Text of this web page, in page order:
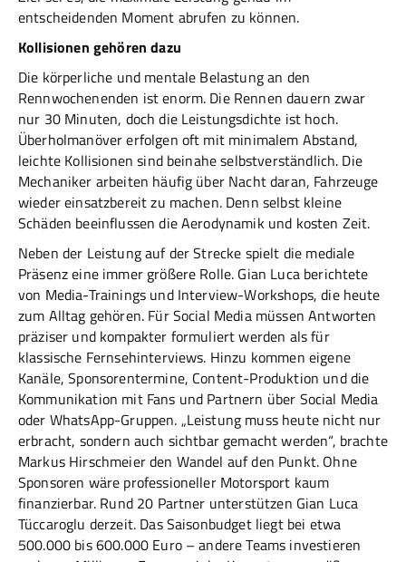
entscheidenden Moment abrufen zu können.
Kollisionen gehören dazu
Die körperliche und mentale Belastung an den
Rennwochenenden ist enorm. Die Rennen dauern zwar
nur 30 Minuten, doch die Leistungsdichte ist hoch.
Überholmanöver erfolgen oft mit minimalem Abstand,
leichte Kollisionen sind beinahe selbstverständlich. Die
Mechaniker arbeiten häufig über Nacht daran, Fahrzeuge
wieder einsatzbereit zu machen. Denn selbst kleine
Schäden beeinflussen die Aerodynamik und kosten Zeit.
Neben der Leistung auf der Strecke spielt die mediale
Präsenz eine immer größere Rolle. Gian Luca berichtete
von Media-Trainings und Interview-Workshops, die heute
zum Alltag gehören. Für Social Media müssen Antworten
präziser und kompakter formuliert werden als für
klassische Fernsehinterviews. Hinzu kommen eigene
Kanäle, Sponsorentermine, Content-Produktion und die
Kommunikation mit Fans und Partnern über Social Media
oder WhatsApp-Gruppen. „Leistung muss heute nicht nur
erbracht, sondern auch sichtbar gemacht werden“, brachte
Markus Hirschmeier den Wandel auf den Punkt. Ohne
Sponsoren wäre professioneller Motorsport kaum
finanzierbar. Rund 20 Partner unterstützen Gian Luca
Tüccaroglu derzeit. Das Saisonbudget liegt bei etwa
500.000 bis 600.000 Euro – andere Teams investieren